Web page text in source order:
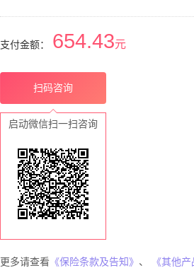
支付金额： 654.43元
扫码咨询
启动微信扫一扫咨询
更多请查看 《保险条款及告知》 、
《其他